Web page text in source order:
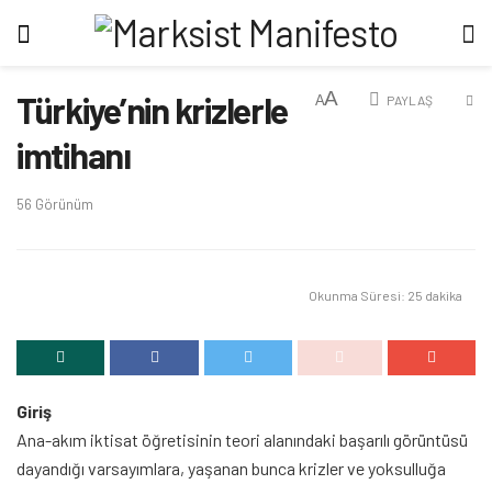
Türkiye’nin krizlerle
imtihanı
56 Görünüm
AA PAYLAŞ
Okunma Süresi: 25 dakika
Giriş
Ana-akım iktisat öğretisinin teori alanındaki başarılı görüntüsü
dayandığı varsayımlara, yaşanan bunca krizler ve yoksulluğa